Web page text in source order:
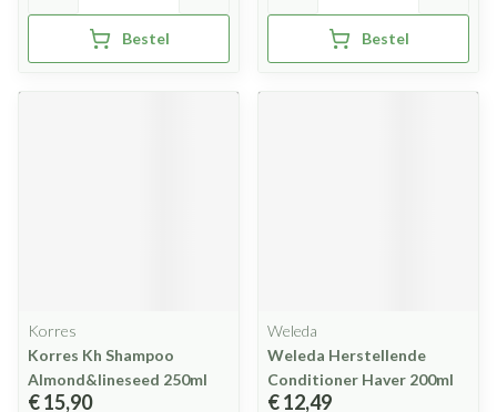
Bestel Bestel
Korres
Korres Kh Shampoo
Almond&lineseed 250ml
€ 15,90
Weleda
Weleda Herstellende
Conditioner Haver 200ml
€ 12,49